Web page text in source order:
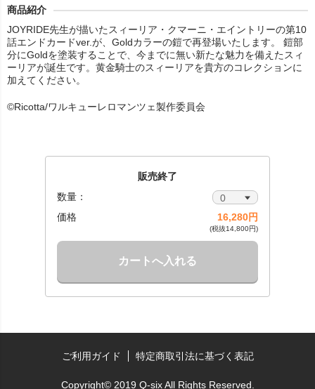
商品紹介
JOYRIDE先生が描いたスィーリア・クマーニ・エイントリーの第10
話エンドカードver.が、Goldカラーの鎧で再登場いたします。 鎧部
分にGoldを塗装することで、今までに無い新たな魅力を備えたスィ
ーリアが誕生です。黄金騎士のスィーリアを貴方のコレクションに
加えてください。
©Ricotta/ワルキューレロマンツェ製作委員会
販売終了
数量：
価格
16,280円
(税抜14,800円)
カートへ入れる
ご利用ガイド 特定商取引法に基づく表記
Copyright© 2019 Q-six All Rights Reserved.